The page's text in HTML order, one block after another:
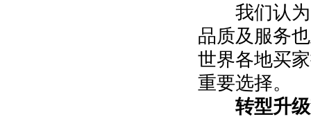
我们认为
品质及服务
世界各地买
重要选择。
转型升